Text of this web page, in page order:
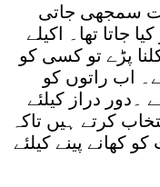
سمجھی جاتی
جاتا تھا۔ اکیلے
پڑے تو کسی کو
اب راتوں کو
۔دور دراز کیلئے
کرتے ہیں تاکہ
کھانے پینے کیلئے